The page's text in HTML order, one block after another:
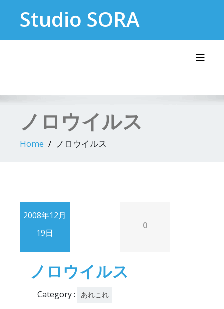
contentStudio SORA
ノロウイルス
Home ノロウイルス
2008年12月
19日
0
ノロウイルス
Category : あれこれ